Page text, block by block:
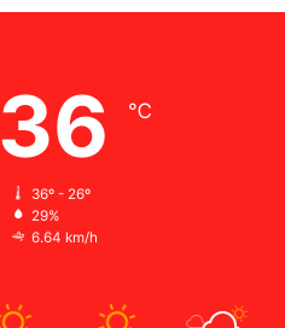
36 ℃
36º - 26º
29%
6.64 km/h